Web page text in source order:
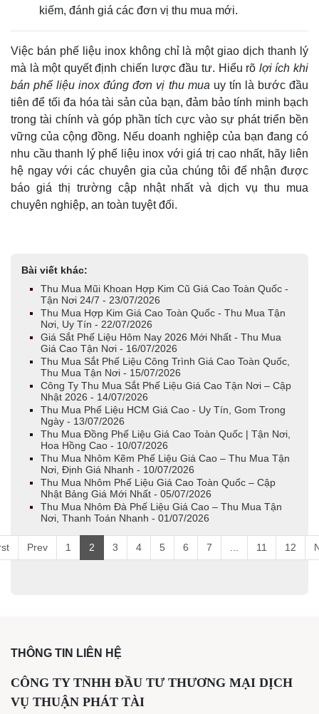
kiếm, đánh giá các đơn vị thu mua mới.
Việc bán phế liệu inox không chỉ là một giao dịch thanh lý
mà là một quyết định chiến lược đầu tư. Hiểu rõ lợi ích khi
bán phế liệu inox đúng đơn vị thu mua uy tín là bước đầu
tiên để tối đa hóa tài sản của bạn, đảm bảo tính minh bạch
trong tài chính và góp phần tích cực vào sự phát triển bền
vững của cộng đồng. Nếu doanh nghiệp của bạn đang có
nhu cầu thanh lý phế liệu inox với giá trị cao nhất, hãy liên
hệ ngay với các chuyên gia của chúng tôi để nhận được
báo giá thị trường cập nhật nhất và dịch vụ thu mua
chuyên nghiệp, an toàn tuyệt đối.
Bài viết khác:
Thu Mua Mũi Khoan Hợp Kim Cũ Giá Cao Toàn Quốc -
Tận Nơi 24/7 - 23/07/2026
Thu Mua Hợp Kim Giá Cao Toàn Quốc - Thu Mua Tận
Nơi, Uy Tín - 22/07/2026
Giá Sắt Phế Liệu Hôm Nay 2026 Mới Nhất - Thu Mua
Giá Cao Tận Nơi - 16/07/2026
Thu Mua Sắt Phế Liệu Công Trình Giá Cao Toàn Quốc,
Thu Mua Tận Nơi - 15/07/2026
Công Ty Thu Mua Sắt Phế Liệu Giá Cao Tận Nơi – Cập
Nhật 2026 - 14/07/2026
Thu Mua Phế Liệu HCM Giá Cao - Uy Tín, Gom Trong
Ngày - 13/07/2026
Thu Mua Đồng Phế Liệu Giá Cao Toàn Quốc | Tận Nơi,
Hoa Hồng Cao - 10/07/2026
Thu Mua Nhôm Kẽm Phế Liệu Giá Cao – Thu Mua Tận
Nơi, Định Giá Nhanh - 10/07/2026
Thu Mua Nhôm Phế Liệu Giá Cao Toàn Quốc – Cập
Nhật Bảng Giá Mới Nhất - 05/07/2026
Thu Mua Nhôm Đà Phế Liệu Giá Cao – Thu Mua Tận
Nơi, Thanh Toán Nhanh - 01/07/2026
Prev 1 2 3 4 5 6 7 11 12
THÔNG TIN LIÊN HỆ
CÔNG TY TNHH ĐẦU TƯ THƯƠNG MẠI DỊCH
VỤ THUẬN PHÁT TÀI